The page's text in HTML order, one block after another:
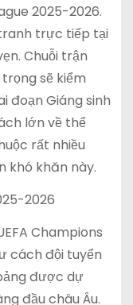
2025-2026.
trực tiếp tại
Chuỗi trận
sẽ kiểm
đoạn Giáng sinh
lớn về thể
rất nhiều
khó khăn này.
2026
Champions
cách đội tuyển
được dự
đầu châu Âu.